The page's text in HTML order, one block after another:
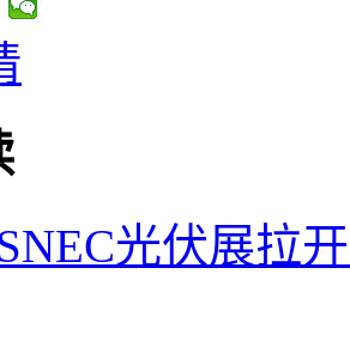
光伏展拉